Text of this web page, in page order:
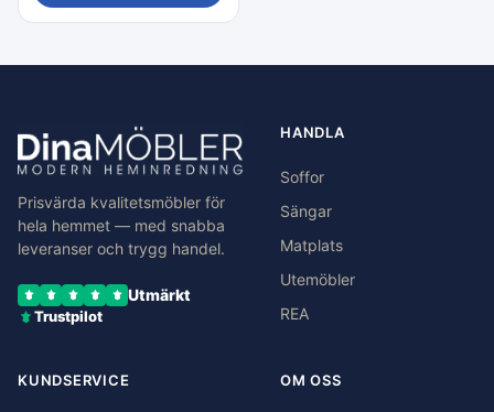
Prisvärda kvalitetsmöbler för
hela hemmet — med snabba
leveranser och trygg handel.
Utmärkt
Trustpilot
HANDLA
Soffor
Sängar
Matplats
Utemöbler
REA
KUNDSERVICE OM OSS